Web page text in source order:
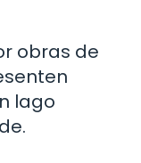
obras de
lago